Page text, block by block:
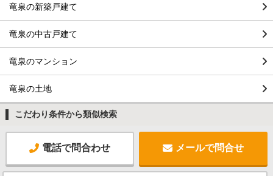
竜泉の新築戸建て
竜泉の中古戸建て
竜泉のマンション
竜泉の土地
こだわり条件から類似検索
電話で問合わせ メールで問合せ